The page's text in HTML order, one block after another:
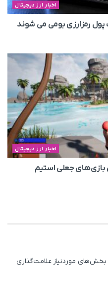
اخبار ارز دیجیتال
پول رمزارزی بومی می‌ شوند
اخبار ارز دیجیتال
بازی‌های جعلی استیم
بخش‌های موردنیاز علامت‌گذاری